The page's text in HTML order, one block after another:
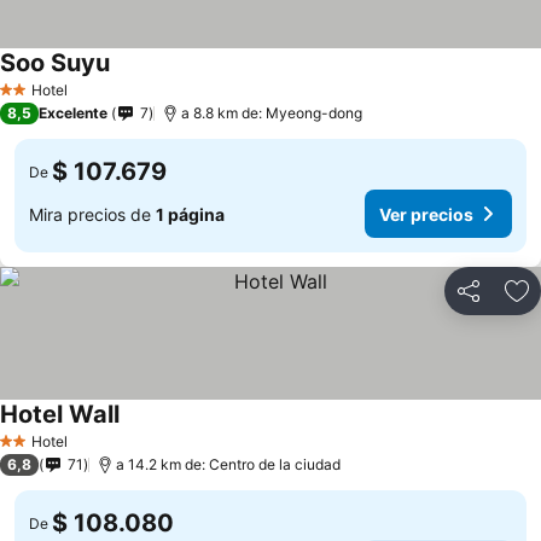
2 Estrellas
Hotel
Soo Suyu
8,5 Excelente 7 a 8.8 km de: Myeong-dong
De $ 107.679
Mira precios de 1 página Ver precios
Compartir
2 Estrellas
Hotel
Hotel Wall
6,8 71 a 14.2 km de: Centro de la ciudad
De $ 108.080